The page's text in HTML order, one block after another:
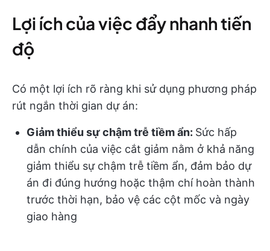
Lợi ích của việc đẩy nhanh tiến
độ
Có một lợi ích rõ ràng khi sử dụng phương pháp
rút ngắn thời gian dự án:
Giảm thiểu sự chậm trễ tiềm ẩn: Sức hấp
dẫn chính của việc cắt giảm nằm ở khả năng
giảm thiểu sự chậm trễ tiềm ẩn, đảm bảo dự
án đi đúng hướng hoặc thậm chí hoàn thành
trước thời hạn, bảo vệ các cột mốc và ngày
giao hàng